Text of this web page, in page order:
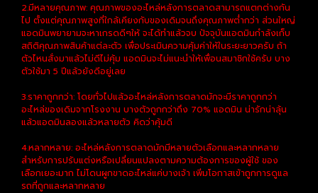
2.มีหลายคุณภาพ: คุณภาพของอะไหล่หลังการตลาดสามารถแตกต่างกัน
ไป ตั้งแต่คุณภาพสูงที่ใกล้เคียงกับของเดิมจนถึงคุณภาพต่ำกว่า ส่วนใหญ่
แอดมินพยายามจะหาเกรดดีๆให้ จะได้ทำแล้วจบ ปัจจุบันแอดมินกำลังเก็บ
สถิติคุณภาพสินค้าแต่ละตัว เพื่อประเมินความคุ้มค่าให้ในระยะยาวครับ ถ้า
ตัวไหนสั่งมาแล้วไม่ดีไม่คุ้ม แอดมินจะไม่แนะนำให้เพื่อนสมาชิกใช้ครับ บาง
ตัวใช้มา 5 ปีแล้วยังดีอยู่เลย
3.ราคาถูกกว่า: โดยทั่วไปแล้วอะไหล่หลังการตลาดมักจะมีราคาถูกกว่า
อะไหล่ของเดิมจากโรงงาน บางตัวถูกกว่าถึง 70% แอดมิน น่ารักน่าลุ้น
แล้วแอดมินลองแล้วหลายตัว คิดว่าคุ้มดี
4.หลากหลาย: อะไหล่หลังการตลาดมักมีหลายตัวเลือกและหลากหลาย
สำหรับการปรับแต่งหรือเปลี่ยนแปลงตามความต้องการของผู้ใช้ ของ
เลือกเยอะมาก ไม่โดนผูกขาดอะไหล่แค่บางเจ้า เพิ่มโอกาสเข้าถูกการดูแล
รถที่ถูกและหลากหลาย